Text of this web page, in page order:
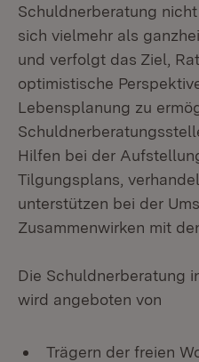
Schuldnerberatung
sich vielmehr als
und verfolgt das Ziel,
optimistische
Lebensplanung zu
Hilfen bei der
Tilgungsplans,
unterstützen bei der
Zusammenwirken mit
Die Schuldnerberatung
wird angeboten von
Trägern der freien